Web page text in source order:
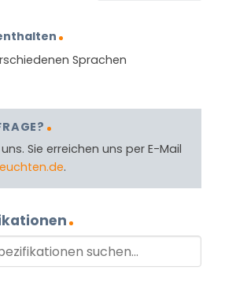
Sprachen
Sie erreichen uns per E-Mail
.